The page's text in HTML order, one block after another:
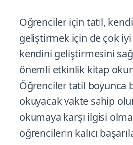
Öğrenciler için tatil,
geliştirmek için de çok iyi
kendini geliştirmesini
önemli etkinlik kitap
Öğrenciler tatil boyunca
okuyacak vakte sahip
okumaya karşı ilgisi
öğrencilerin kalıcı